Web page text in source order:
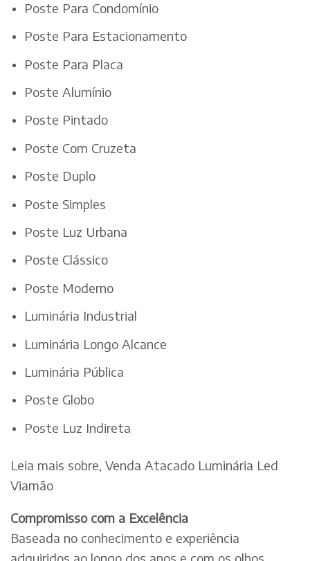
Poste Para Condomínio
Poste Para Estacionamento
Poste Para Placa
Poste Alumínio
Poste Pintado
Poste Com Cruzeta
Poste Duplo
Poste Simples
Poste Luz Urbana
Poste Clássico
Poste Moderno
Luminária Industrial
Luminária Longo Alcance
Luminária Pública
Poste Globo
Poste Luz Indireta
Leia mais sobre, Venda Atacado Luminária Led
Viamão
Compromisso com a Excelência
Baseada no conhecimento e experiência